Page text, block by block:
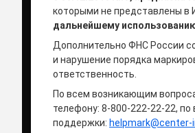
которыми не представлены в
дальнейшему
Дополнительно ФНС России
и нарушение порядка
ответственность.
По всем возникающим
телефону: 8-800-222-22-22,
поддержки: